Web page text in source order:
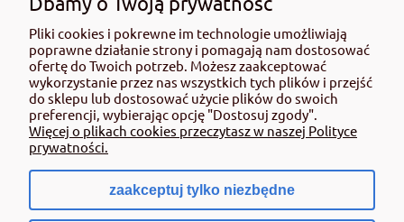
BIOVITA- Obornik granulowany kurzy 10 l
Optima
23,52 zł
zawiera 8% VAT, bez kosztów dostawy
Cena netto: 21,78 zł
Pliki cookies i pokrewne im technologie umożliwiają
poprawne działanie strony i pomagają nam dostosować
ofertę do Twoich potrzeb. Możesz zaakceptować
wykorzystanie przez nas wszystkich tych plików i przejść
do sklepu lub dostosować użycie plików do swoich
preferencji, wybierając opcję "Dostosuj zgody".
Więcej o plikach cookies przeczytasz w naszej Polityce
prywatności.
zaakceptuj tylko niezbędne